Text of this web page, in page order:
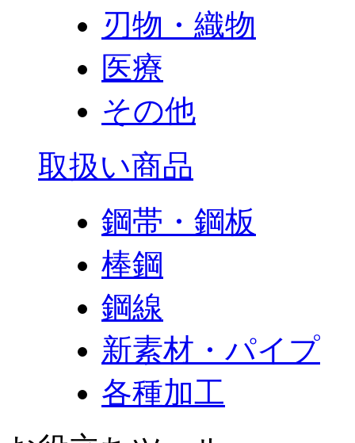
刃物・織物
医療
その他
取扱い商品
鋼帯・鋼板
棒鋼
鋼線
新素材・パイプ
各種加工